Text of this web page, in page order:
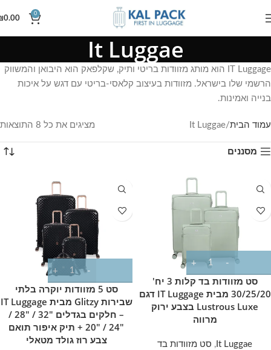
0
0.00
It Luggae
IT Luggage הוא מותג מזוודות בריטי ותיק, שקלפאק הוא היבואן והמשווק
הרשמי שלו בישראל. מזוודות בעיצוב קלאסי-בריטי עם דגש על איכות
בנייה ואמינות.
עמוד הבית It Luggae מציגים את כל ⁦8⁩ התוצאות
מסננים
סט מזוודות בד קלות 3 יח'
30/25/20 מבית IT Luggage דגם
Lustrous Luxe בצבע ירוק
מרווה
It Luggae
, סט מזוודות בד
סט 5 מזוודות יוקרה בלתי
שבירות Glitzy מבית IT Luggage
– חלקים בגדלים 32″ / 28″ /
24″ / 20″ + תיק איפור תואם
צבע רוז גולד מטאלי